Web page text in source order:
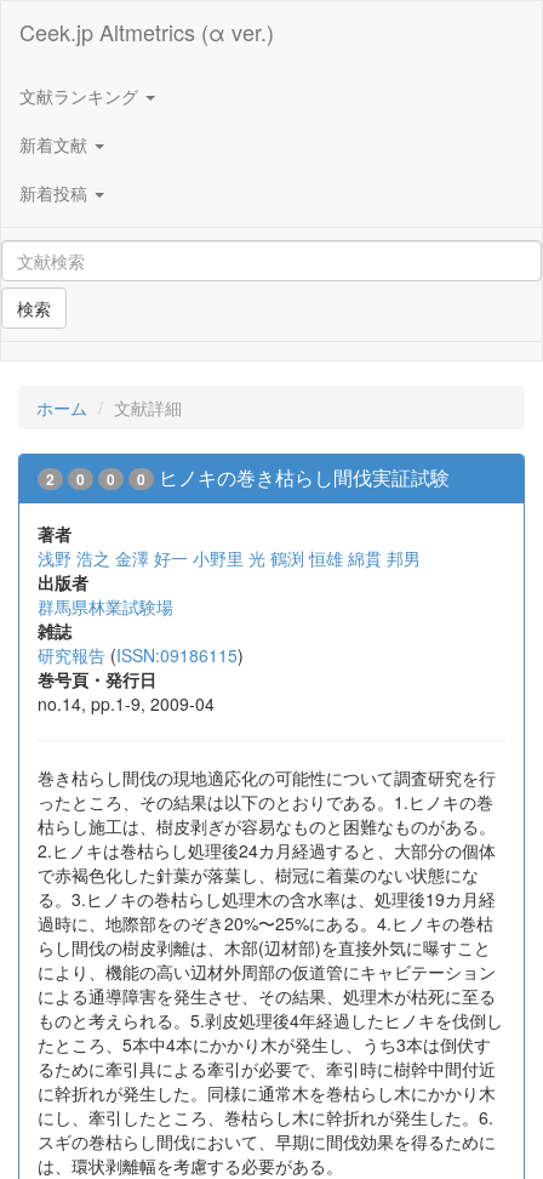
Ceek.jp Altmetrics (α ver.)
文献ランキング
新着文献
新着投稿
検索
ホーム 文献詳細
2 0 0 0 ヒノキの巻き枯らし間伐実証試験
著者
浅野 浩之 金澤 好一 小野里 光 鶴渕 恒雄 綿貫 邦男
出版者
群馬県林業試験場
雑誌
研究報告 (ISSN:09186115)
巻号頁・発行日
no.14, pp.1-9, 2009-04
巻き枯らし間伐の現地適応化の可能性について調査研究を行
ったところ、その結果は以下のとおりである。1.ヒノキの巻
枯らし施工は、樹皮剥ぎが容易なものと困難なものがある。
2.ヒノキは巻枯らし処理後24カ月経過すると、大部分の個体
で赤褐色化した針葉が落葉し、樹冠に着葉のない状態にな
る。3.ヒノキの巻枯らし処理木の含水率は、処理後19カ月経
過時に、地際部をのぞき20%〜25%にある。4.ヒノキの巻枯
らし間伐の樹皮剥離は、木部(辺材部)を直接外気に曝すこと
により、機能の高い辺材外周部の仮道管にキャビテーション
による通導障害を発生させ、その結果、処理木が枯死に至る
ものと考えられる。5.剥皮処理後4年経過したヒノキを伐倒し
たところ、5本中4本にかかり木が発生し、うち3本は倒伏す
るために牽引具による牽引が必要で、牽引時に樹幹中間付近
に幹折れが発生した。同様に通常木を巻枯らし木にかかり木
にし、牽引したところ、巻枯らし木に幹折れが発生した。6.
スギの巻枯らし間伐において、早期に間伐効果を得るために
は、環状剥離幅を考慮する必要がある。